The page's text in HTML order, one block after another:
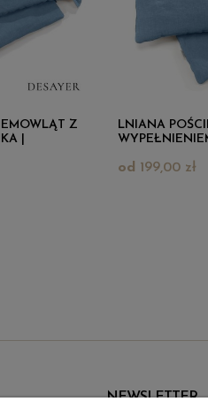
Z
|
LNIANA
199,00 zł
NEWSLETTER